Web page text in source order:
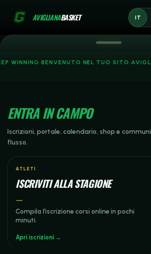
AVIGLIANABASKET IT
AVIGLIANA
Keep Pushing. Keep
WINNING·BENVENUTO NEL TUO SITO·
ENTRA IN CAMPO
Iscrizioni, portale, calendario, shop e
flusso.
ATLETI
ISCRIVITI ALLA STAGIONE
—
Compila l’iscrizione corsi online in pochi
minuti.
Apri iscrizioni →